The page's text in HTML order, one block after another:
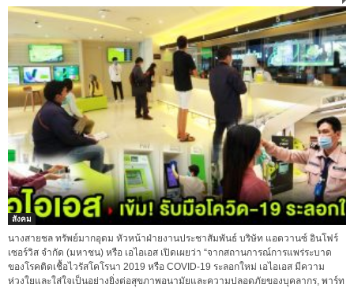
สังคม
นางสายชล ทรัพย์มากอุดม หัวหน้าฝ่ายงานประชาสัมพันธ์ บริษัท แอดวานซ์ อินโฟร์
เซอร์วิส จำกัด (มหาชน) หรือ เอไอเอส เปิดเผยว่า “จากสถานการณ์การแพร่ระบาด
ของโรคติดเชื้อไวรัสโคโรนา 2019 หรือ COVID-19 ระลอกใหม่ เอไอเอส มีความ
ห่วงใยและใส่ใจเป็นอย่างยิ่งต่อสุขภาพอนามัยและความปลอดภัยของบุคลากร, พาร์ท